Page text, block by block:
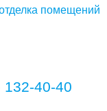
помещений
132-40-40